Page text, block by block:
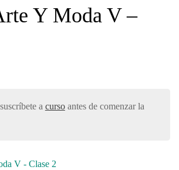
Y Moda V –
a cursoantes de comenzar la
V - Clase 2